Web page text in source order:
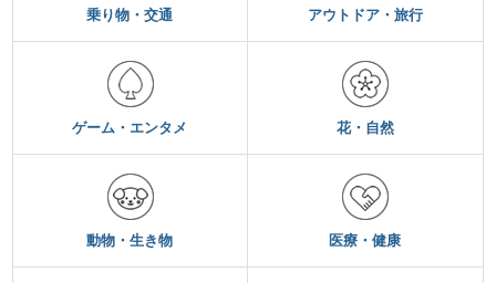
乗り物・交通 アウトドア・旅行
ゲーム・エンタメ 花・自然
動物・生き物 医療・健康